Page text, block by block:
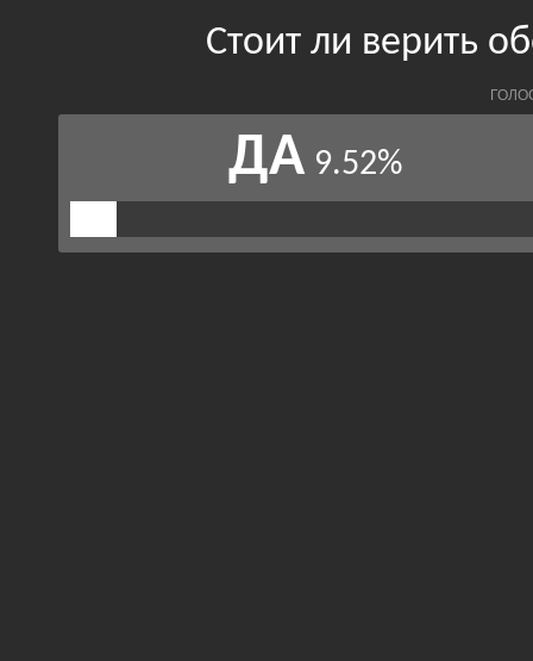
Стоит ли верить
ДА 9.52%